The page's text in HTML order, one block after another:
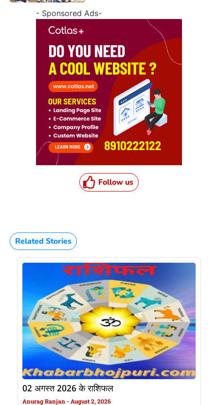
- Sponsored Ads-
Follow us
Related Stories
02 अगस्त 2026 के राशिफल
Anurag Ranjan August 2, 2026